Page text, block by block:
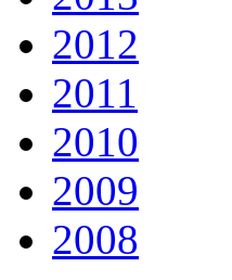
2012
2011
2010
2009
2008